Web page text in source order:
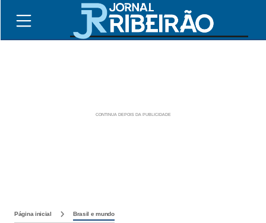
Página inicial Brasil e mundo